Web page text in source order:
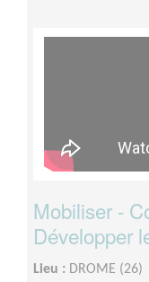
Mobiliser -
Développer
Lieu : DROME (26)